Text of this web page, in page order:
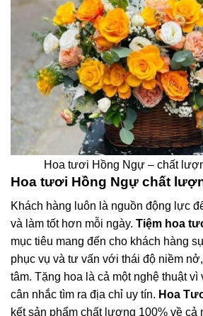
Hoa tươi Hồng Ngự – chất
Hoa tươi Hồng Ngự chất
Khách hàng luôn là nguồn động lực
và làm tốt hơn mỗi ngày. Tiệm hoa
mục tiêu mang đến cho khách hàng
phục vụ và tư vấn với thái độ niềm
tâm. Tặng hoa là cả một nghệ thuật
cân nhắc tìm ra địa chỉ uy tín. Hoa
kết sản phẩm chất lượng 100% về cả